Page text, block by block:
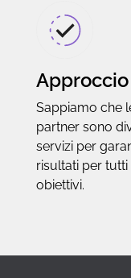
Sappiamo che
partner sono
servizi per
risultati per
obiettivi.